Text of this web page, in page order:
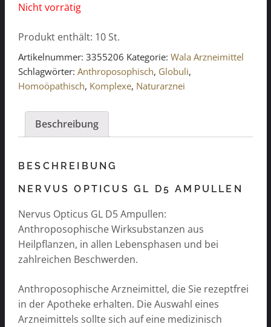
Nicht vorrätig
Produkt enthält: 10 St.
Artikelnummer: 3355206 Kategorie: Wala Arzneimittel
Schlagwörter: Anthroposophisch, Globuli,
Homoöpathisch, Komplexe, Naturarznei
Beschreibung
BESCHREIBUNG
NERVUS OPTICUS GL D5 AMPULLEN
Nervus Opticus GL D5 Ampullen:
Anthroposophische Wirksubstanzen aus
Heilpflanzen, in allen Lebensphasen und bei
zahlreichen Beschwerden.
Anthroposophische Arzneimittel, die Sie rezeptfrei
in der Apotheke erhalten. Die Auswahl eines
Arzneimittels sollte sich auf eine medizinisch